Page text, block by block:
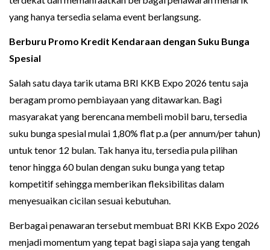
yang hanya tersedia selama event berlangsung.
Berburu Promo Kredit Kendaraan dengan Suku Bunga
Spesial
Salah satu daya tarik utama BRI KKB Expo 2026 tentu saja
beragam promo pembiayaan yang ditawarkan. Bagi
masyarakat yang berencana membeli mobil baru, tersedia
suku bunga spesial mulai 1,80% flat p.a (per annum/per tahun)
untuk tenor 12 bulan. Tak hanya itu, tersedia pula pilihan
tenor hingga 60 bulan dengan suku bunga yang tetap
kompetitif sehingga memberikan fleksibilitas dalam
menyesuaikan cicilan sesuai kebutuhan.
Berbagai penawaran tersebut membuat BRI KKB Expo 2026
menjadi momentum yang tepat bagi siapa saja yang tengah